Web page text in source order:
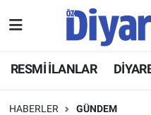
RESMİ İLANLAR
HABERLER GÜNDEM
ASAYİŞ
Hava Durumu